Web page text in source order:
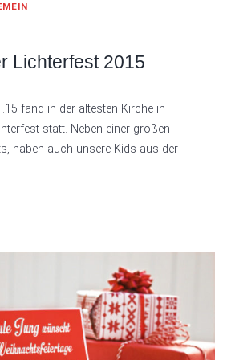
Lichterfest 2015
fand in der ältesten Kirche in
statt. Neben einer großen
haben auch unsere Kids aus der